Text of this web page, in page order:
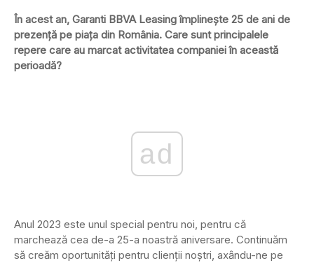
În acest an, Garanti BBVA Leasing împlinește 25 de ani de
prezență pe piața din România. Care sunt principalele
repere care au marcat activitatea companiei în această
perioadă?
ad
Anul 2023 este unul special pentru noi, pentru că
marchează cea de-a 25-a noastră aniversare. Continuăm
să creăm oportunități pentru clienții noștri, axȃndu-ne pe